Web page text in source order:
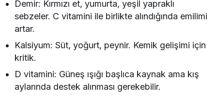
Demir: Kırmızı et, yumurta, yeşil yapraklı
sebzeler. C vitamini ile birlikte alındığında emilimi
artar.
Kalsiyum: Süt, yoğurt, peynir. Kemik gelişimi için
kritik.
D vitamini: Güneş ışığı başlıca kaynak ama kış
aylarında destek alınması gerekebilir.